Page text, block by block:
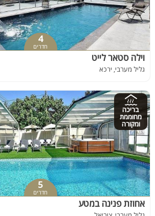
4
חדרים
וילה סטאר לייט
גליל מערבי, ירכא
בריכה
מחוממת
ומקורה
5
חדרים
אחוזת פנינה במטע